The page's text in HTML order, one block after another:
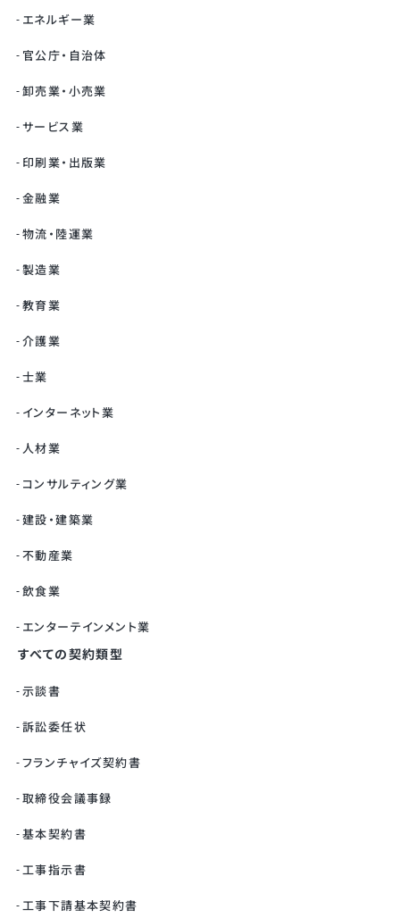
エネルギー業
官公庁・自治体
卸売業・小売業
サービス業
印刷業・出版業
金融業
物流・陸運業
製造業
教育業
介護業
士業
インターネット業
人材業
コンサルティング業
建設・建築業
不動産業
飲食業
エンターテインメント業
すべての契約類型
示談書
訴訟委任状
フランチャイズ契約書
取締役会議事録
基本契約書
工事指示書
工事下請基本契約書